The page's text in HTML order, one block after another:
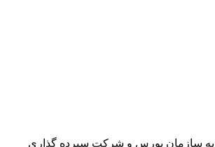
به سازمان بورس و شرکت سپرده گذاری